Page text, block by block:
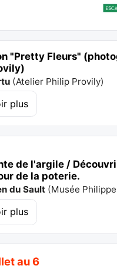
"Pretty Fleurs"
(Atelier Philip Provily)
plus
de l'argile /
de la poterie.
du Sault (Musée
plus
au 6